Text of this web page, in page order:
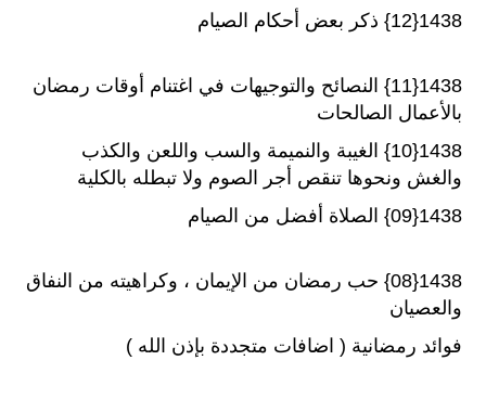
1438{12} ذكر بعض أحكام الصيام
1438{11} النصائح والتوجيهات في اغتنام أوقات رمضان
بالأعمال الصالحات
1438{10} الغيبة والنميمة والسب واللعن والكذب
والغش ونحوها تنقص أجر الصوم ولا تبطله بالكلية
1438{09} الصلاة أفضل من الصيام
1438{08} حب رمضان من الإيمان ، وكراهيته من النفاق
والعصيان
فوائد رمضانية ( اضافات متجددة بإذن الله )